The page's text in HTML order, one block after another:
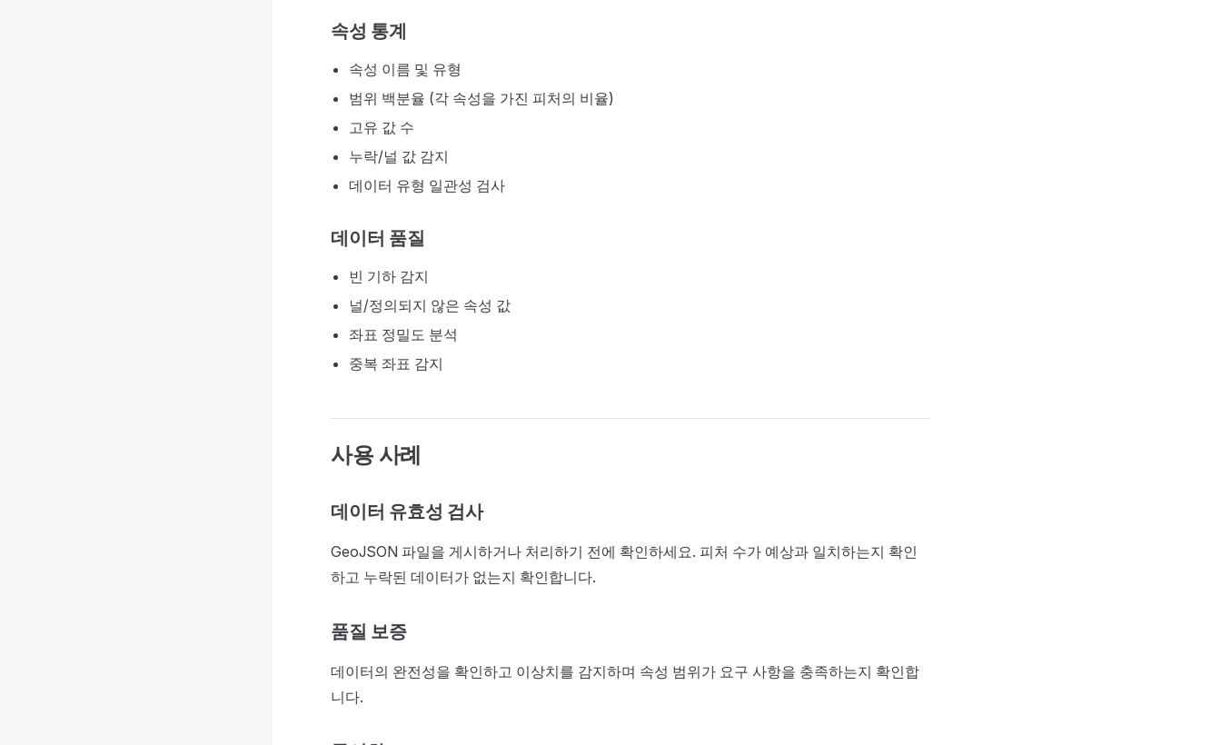
속성 통계
속성 이름 및 유형
범위 백분율 (각 속성을 가진 피처의 비율)
고유 값 수
누락/널 값 감지
데이터 유형 일관성 검사
데이터 품질
빈 기하 감지
널/정의되지 않은 속성 값
좌표 정밀도 분석
중복 좌표 감지
사용 사례
데이터 유효성 검사
GeoJSON 파일을 게시하거나 처리하기 전에 확인하세요. 피처 수가 예상과 일치하는지 확인
하고 누락된 데이터가 없는지 확인합니다.
품질 보증
데이터의 완전성을 확인하고 이상치를 감지하며 속성 범위가 요구 사항을 충족하는지 확인합
니다.